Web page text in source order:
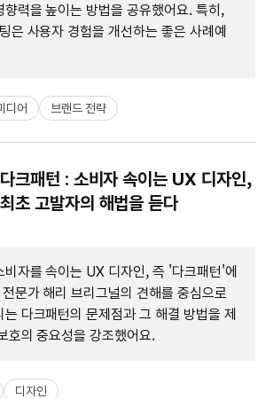
향력을 높이는 방법을 공유했어요. 특히,
은 사용자 경험을 개선하는 좋은 사례예
디어 브랜드 전략
다크패턴 : 소비자 속이는 UX 디자인,
최초 고발자의 해법을 듣다
비자를 속이는 UX 디자인, 즉 '다크패턴'에
문가 해리 브리그널의 견해를 중심으로
다크패턴의 문제점과 그 해결 방법을 제
호의 중요성을 강조했어요.
디자인